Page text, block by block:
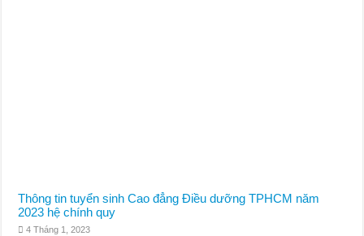
Thông tin tuyển sinh Cao đẳng Điều dưỡng TPHCM năm
2023 hệ chính quy
4 Tháng 1, 2023